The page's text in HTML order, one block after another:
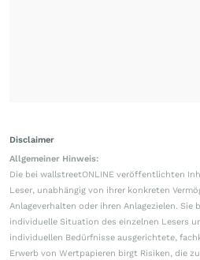
Disclaimer
Allgemeiner Hinweis:
Die bei wallstreetONLINE veröffentlichten
Leser, unabhängig von ihrer konkreten
Anlageverhalten oder ihren Anlagezielen. Sie
individuelle Situation des einzelnen Lesers
individuellen Bedürfnisse ausgerichtete,
Erwerb von Wertpapieren birgt Risiken, die